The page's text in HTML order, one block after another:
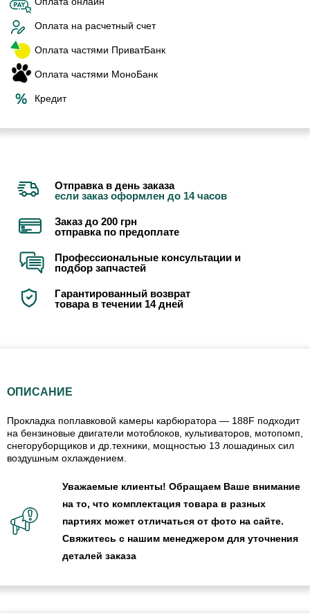
Оплата на расчетный счет
Оплата частями ПриватБанк
Оплата частями МоноБанк
Кредит
Отправка в день заказа
если заказ оформлен до 14 часов
Заказ до 200 грн
отправка по предоплате
Профессиональные консультации и
подбор запчастей
Гарантированный возврат
товара в течении 14 дней
ОПИСАНИЕ
Прокладка поплавковой камеры карбюратора — 188F подходит
на бензиновые двигатели мотоблоков, культиваторов, мотопомп,
снегоруборщиков и др.техники, мощностью 13 лошадиных сил
воздушным охлаждением.
Уважаемые клиенты! Обращаем Ваше внимание
на то, что комплектация товара в разных
партиях может отличаться от фото на сайте.
Свяжитесь с нашим менеджером для уточнения
деталей заказа